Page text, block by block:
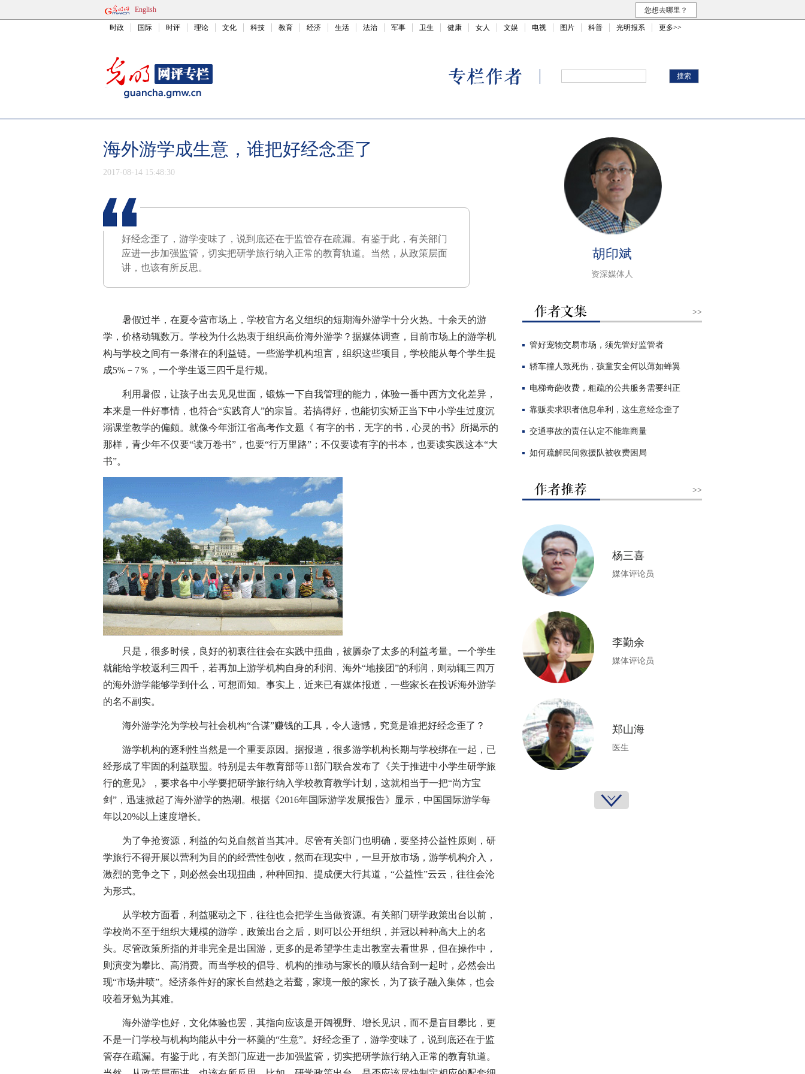
English 您想去哪里？
时政 国际 时评 理论 文化 科技 教育 经济 生活 法治 军事 卫生 健康 女人 文娱 电视 图片 科普 光明报系 更多>>
海外游学成生意，谁把好经念歪了
2017-08-14 15:48:30
好经念歪了，游学变味了，说到底还在于监管存在疏漏。有鉴于此，有关部门
应进一步加强监管，切实把研学旅行纳入正常的教育轨道。当然，从政策层面
讲，也该有所反思。
暑假过半，在夏令营市场上，学校官方名义组织的短期海外游学十分火热。十余天的游
学，价格动辄数万。学校为什么热衷于组织高价海外游学？据媒体调查，目前市场上的游学机
构与学校之间有一条潜在的利益链。一些游学机构坦言，组织这些项目，学校能从每个学生提
成5%－7％，一个学生返三四千是行规。
利用暑假，让孩子出去见见世面，锻炼一下自我管理的能力，体验一番中西方文化差异，
本来是一件好事情，也符合“实践育人”的宗旨。若搞得好，也能切实矫正当下中小学生过度沉
溺课堂教学的偏颇。就像今年浙江省高考作文题《 有字的书，无字的书，心灵的书》所揭示的
那样，青少年不仅要“读万卷书”，也要“行万里路”；不仅要读有字的书本，也要读实践这本“大
书”。
只是，很多时候，良好的初衷往往会在实践中扭曲，被羼杂了太多的利益考量。一个学生
就能给学校返利三四千，若再加上游学机构自身的利润、海外“地接团”的利润，则动辄三四万
的海外游学能够学到什么，可想而知。事实上，近来已有媒体报道，一些家长在投诉海外游学
的名不副实。
海外游学沦为学校与社会机构“合谋”赚钱的工具，令人遗憾，究竟是谁把好经念歪了？
游学机构的逐利性当然是一个重要原因。据报道，很多游学机构长期与学校绑在一起，已
经形成了牢固的利益联盟。特别是去年教育部等11部门联合发布了《关于推进中小学生研学旅
行的意见》，要求各中小学要把研学旅行纳入学校教育教学计划，这就相当于一把“尚方宝
剑”，迅速掀起了海外游学的热潮。根据《2016年国际游学发展报告》显示，中国国际游学每
年以20%以上速度增长。
为了争抢资源，利益的勾兑自然首当其冲。尽管有关部门也明确，要坚持公益性原则，研
学旅行不得开展以营利为目的的经营性创收，然而在现实中，一旦开放市场，游学机构介入，
激烈的竞争之下，则必然会出现扭曲，种种回扣、提成便大行其道，“公益性”云云，往往会沦
为形式。
从学校方面看，利益驱动之下，往往也会把学生当做资源。有关部门研学政策出台以前，
学校尚不至于组织大规模的游学，政策出台之后，则可以公开组织，并冠以种种高大上的名
头。尽管政策所指的并非完全是出国游，更多的是希望学生走出教室去看世界，但在操作中，
则演变为攀比、高消费。而当学校的倡导、机构的推动与家长的顺从结合到一起时，必然会出
现“市场井喷”。经济条件好的家长自然趋之若鹜，家境一般的家长，为了孩子融入集体，也会
咬着牙勉为其难。
海外游学也好，文化体验也罢，其指向应该是开阔视野、增长见识，而不是盲目攀比，更
不是一门学校与机构均能从中分一杯羹的“生意”。好经念歪了，游学变味了，说到底还在于监
管存在疏漏。有鉴于此，有关部门应进一步加强监管，切实把研学旅行纳入正常的教育轨道。
胡印斌
资深媒体人
>>
管好宠物交易市场，须先管好监管者
轿车撞人致死伤，孩童安全何以薄如蝉翼
电梯奇葩收费，粗疏的公共服务需要纠正
靠贩卖求职者信息牟利，这生意经念歪了
交通事故的责任认定不能靠商量
如何疏解民间救援队被收费困局
>>
杨三喜
媒体评论员
李勤余
媒体评论员
郑山海
医生